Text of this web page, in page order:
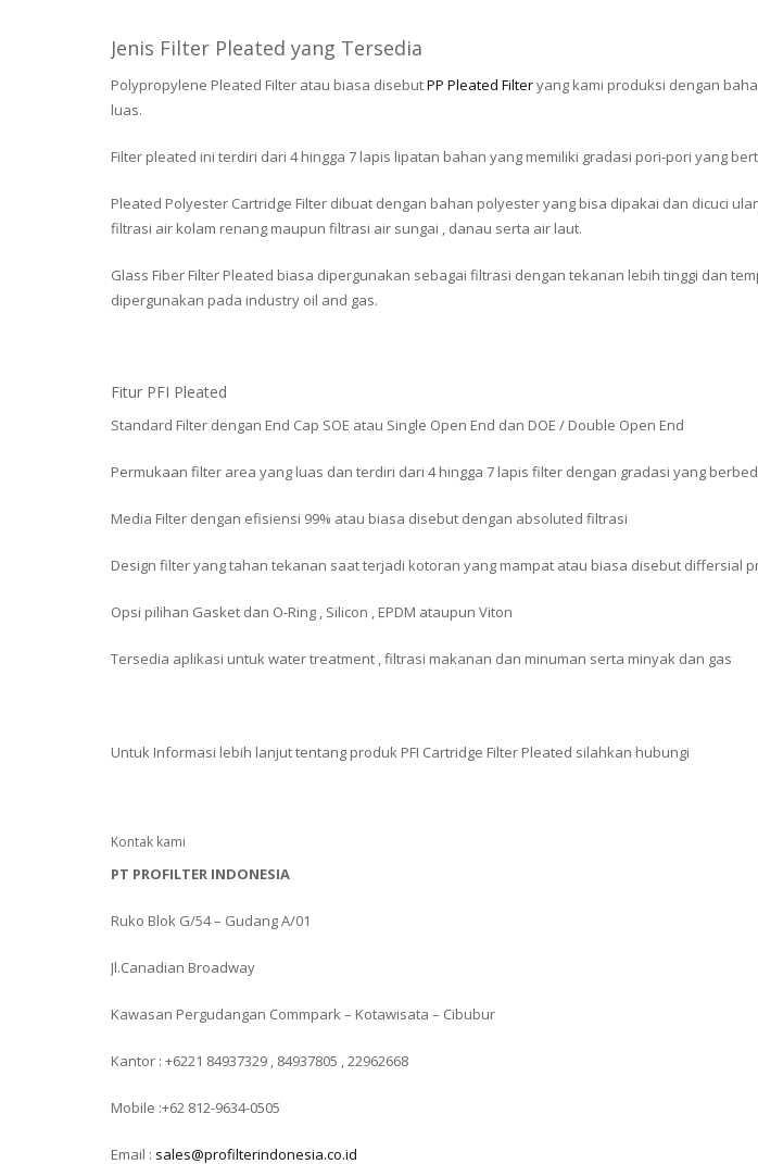
Jenis Filter Pleated yang Tersedia
Polypropylene Pleated Filter atau biasa disebutPP Pleated Filteryang kami produksi dengan
luas.
Filter pleated ini terdiri dari 4 hingga 7 lapis lipatan bahan yang memiliki gradasi pori-pori yang
Pleated Polyester Cartridge Filter dibuat dengan bahan polyester yang bisa dipakai dan dicuci
filtrasi air kolam renang maupun filtrasi air sungai , danau serta air laut.
Glass Fiber Filter Pleated biasa dipergunakan sebagai filtrasi dengan tekanan lebih tinggi dan
dipergunakan pada industry oil and gas.
Fitur PFI Pleated
Standard Filter dengan End Cap SOE atau Single Open End dan DOE / Double Open End
Permukaan filter area yang luas dan terdiri dari 4 hingga 7 lapis filter dengan gradasi yang
Media Filter dengan efisiensi 99% atau biasa disebut dengan absoluted filtrasi
Design filter yang tahan tekanan saat terjadi kotoran yang mampat atau biasa disebut differsial
Opsi pilihan Gasket dan O-Ring , Silicon , EPDM ataupun Viton
Tersedia aplikasi untuk water treatment , filtrasi makanan dan minuman serta minyak dan gas
Untuk Informasi lebih lanjut tentang produk PFI Cartridge Filter Pleated silahkan hubungi
Kontak kami
PT PROFILTER INDONESIA
Ruko Blok G/54 – Gudang A/01
Jl.Canadian Broadway
Kawasan Pergudangan Commpark – Kotawisata – Cibubur
Kantor : +6221 84937329 , 84937805 , 22962668
Mobile :+62 812-9634-0505
Email : sales@profilterindonesia.co.id